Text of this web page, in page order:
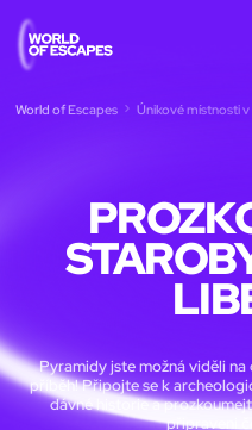
World of Escapes Únikové místnosti
Pyramidy jste možná viděli
příběh! Připojte se k
dávné historie a
připraveni